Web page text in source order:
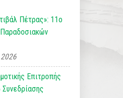
Πέτρας»: 11ο
Επιτροπής